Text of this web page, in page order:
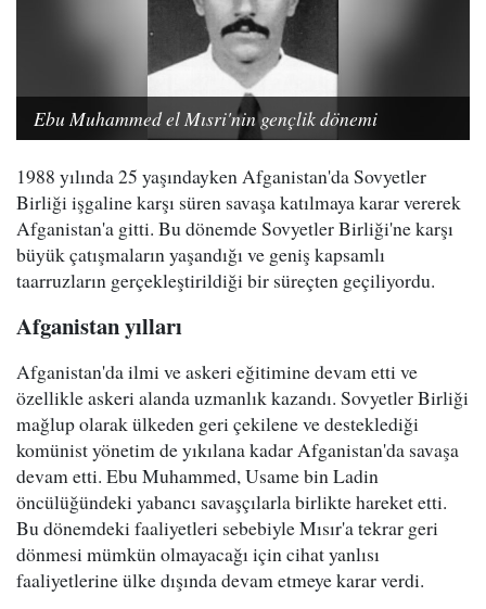
Ebu Muhammed el Mısri'nin gençlik dönemi
1988 yılında 25 yaşındayken Afganistan'da Sovyetler
Birliği işgaline karşı süren savaşa katılmaya karar vererek
Afganistan'a gitti. Bu dönemde Sovyetler Birliği'ne karşı
büyük çatışmaların yaşandığı ve geniş kapsamlı
taarruzların gerçekleştirildiği bir süreçten geçiliyordu.
Afganistan yılları
Afganistan'da ilmi ve askeri eğitimine devam etti ve
özellikle askeri alanda uzmanlık kazandı. Sovyetler Birliği
mağlup olarak ülkeden geri çekilene ve desteklediği
komünist yönetim de yıkılana kadar Afganistan'da savaşa
devam etti. Ebu Muhammed, Usame bin Ladin
öncülüğündeki yabancı savaşçılarla birlikte hareket etti.
Bu dönemdeki faaliyetleri sebebiyle Mısır'a tekrar geri
dönmesi mümkün olmayacağı için cihat yanlısı
faaliyetlerine ülke dışında devam etmeye karar verdi.